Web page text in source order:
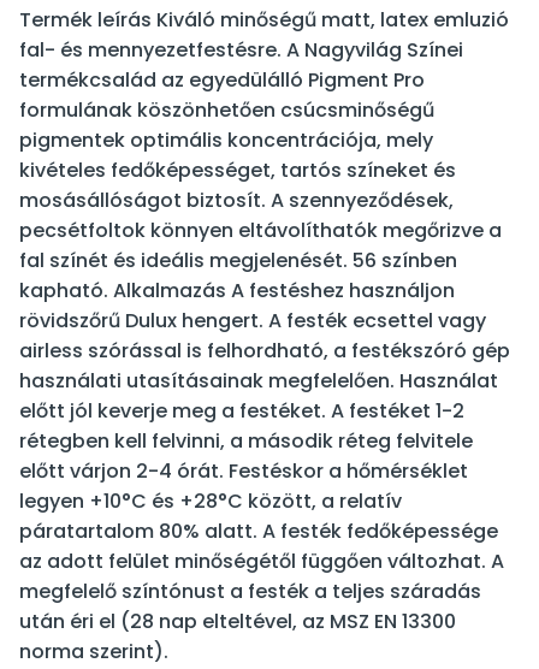
Termék leírás Kiváló minőségű matt, latex emluzió
fal- és mennyezetfestésre. A Nagyvilág Színei
termékcsalád az egyedülálló Pigment Pro
formulának köszönhetően csúcsminőségű
pigmentek optimális koncentrációja, mely
kivételes fedőképességet, tartós színeket és
mosásállóságot biztosít. A szennyeződések,
pecsétfoltok könnyen eltávolíthatók megőrizve a
fal színét és ideális megjelenését. 56 színben
kapható. Alkalmazás A festéshez használjon
rövidszőrű Dulux hengert. A festék ecsettel vagy
airless szórással is felhordható, a festékszóró gép
használati utasításainak megfelelően. Használat
előtt jól keverje meg a festéket. A festéket 1-2
rétegben kell felvinni, a második réteg felvitele
előtt várjon 2-4 órát. Festéskor a hőmérséklet
legyen +10°C és +28°C között, a relatív
páratartalom 80% alatt. A festék fedőképessége
az adott felület minőségétől függően változhat. A
megfelelő színtónust a festék a teljes száradás
után éri el (28 nap elteltével, az MSZ EN 13300
norma szerint).